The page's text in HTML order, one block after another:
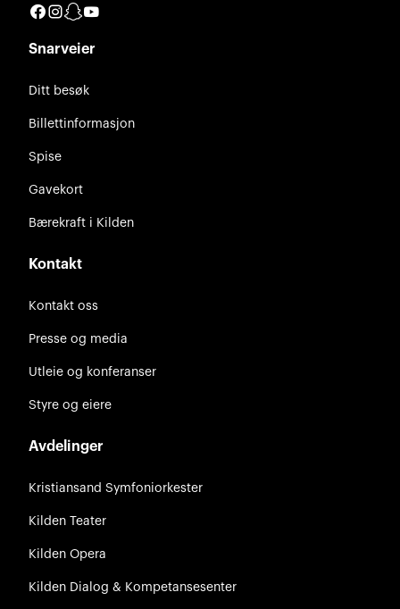
Facebook
Instagram
Snapchat
Snarveier
Ditt besøk
Billettinformasjon
Spise
Gavekort
Bærekraft i Kilden
Kontakt
Kontakt oss
Presse og media
Utleie og konferanser
Styre og eiere
Avdelinger
Kristiansand Symfoniorkester
Kilden Teater
Kilden Opera
Kilden Dialog & Kompetansesenter